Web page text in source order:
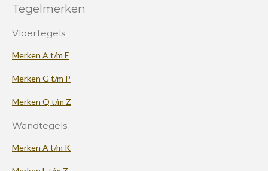
Tegelmerken
Vloertegels
Merken A t/m F
Merken G t/m P
Merken Q t/m Z
Wandtegels
Merken A t/m K